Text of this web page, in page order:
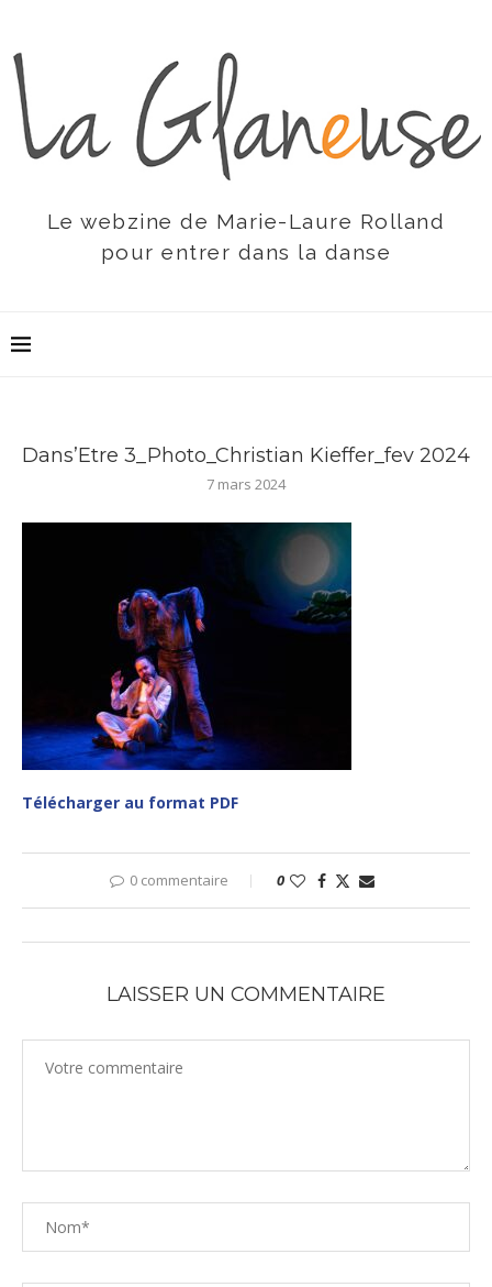
Le webzine de Marie-Laure Rolland
pour entrer dans la danse
Dans’Etre 3_Photo_Christian Kieffer_fev 2024
7 mars 2024
Télécharger au format PDF
0 commentaire 0
LAISSER UN COMMENTAIRE